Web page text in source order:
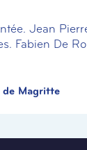
Jean
Fabien De
de Magritte